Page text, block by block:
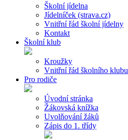
Školní jídelna
Jídelníček (strava.cz)
Vnitřní řád školní jídelny
Kontakt
Školní klub
Kroužky
Vnitřní řád školního klubu
Pro rodiče
Úvodní stránka
Žákovská knížka
Uvolňování žáků
Zápis do 1. třídy